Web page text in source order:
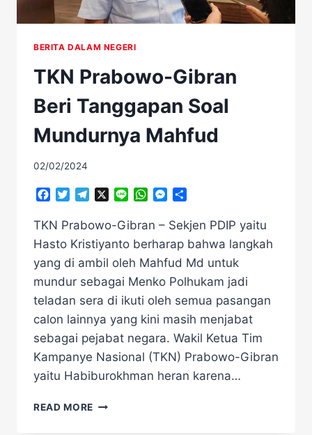
BERITA DALAM NEGERI
TKN Prabowo-Gibran
Beri Tanggapan Soal
Mundurnya Mahfud
02/02/2024
Facebook
TwitterTelegramLine WhatsAppMessenger
TKN Prabowo-Gibran – Sekjen PDIP yaitu
Hasto Kristiyanto berharap bahwa langkah
yang di ambil oleh Mahfud Md untuk
mundur sebagai Menko Polhukam jadi
teladan sera di ikuti oleh semua pasangan
calon lainnya yang kini masih menjabat
sebagai pejabat negara. Wakil Ketua Tim
Kampanye Nasional (TKN) Prabowo-Gibran
yaitu Habiburokhman heran karena…
READ MORE TKN